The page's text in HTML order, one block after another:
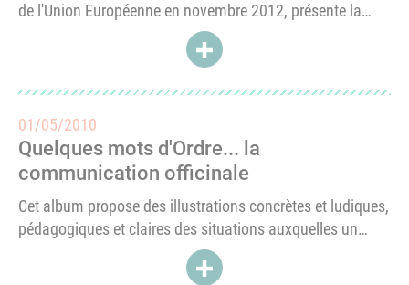
de l'Union Européenne en novembre 2012, présente la
vision commune des pharmaciens d'officine européens
sur l’avenir de leur métier. Celle-ci est présentée en quatre
ACCÉDER À LIVRE BLANC DE
01/05/2010
Quelques mots d'Ordre... la
communication officinale
Cet album propose des illustrations concrètes et ludiques,
pédagogiques et claires des situations auxquelles un
pharmacien d’officine peut-être confronté dans la gestion
quotidienne de sa communication.À travers les échanges
ACCÉDER À QUELQUES